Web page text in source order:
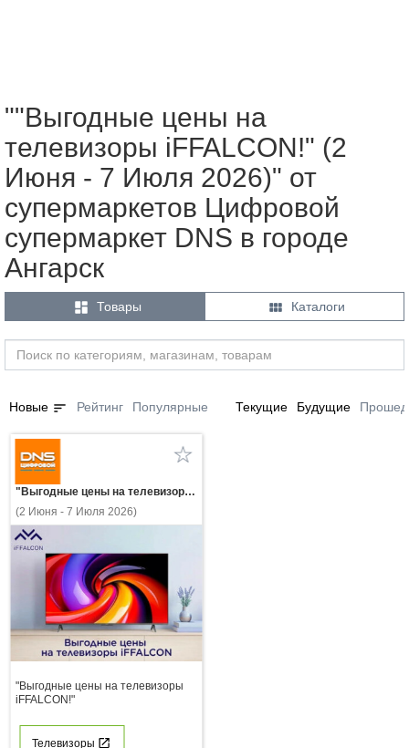
""Выгодные цены на
телевизоры iFFALCON!" (2
Июня - 7 Июля 2026)" от
супермаркетов Цифровой
супермаркет DNS в городе
Ангарск
 Товары  Каталоги
Новые sort Рейтинг Популярные Текущие Будущие
"Выгодные цены на телевизоры iFFALCON!"
(2 Июня - 7 Июля 2026)
"Выгодные цены на телевизоры
iFFALCON!"
Телевизоры